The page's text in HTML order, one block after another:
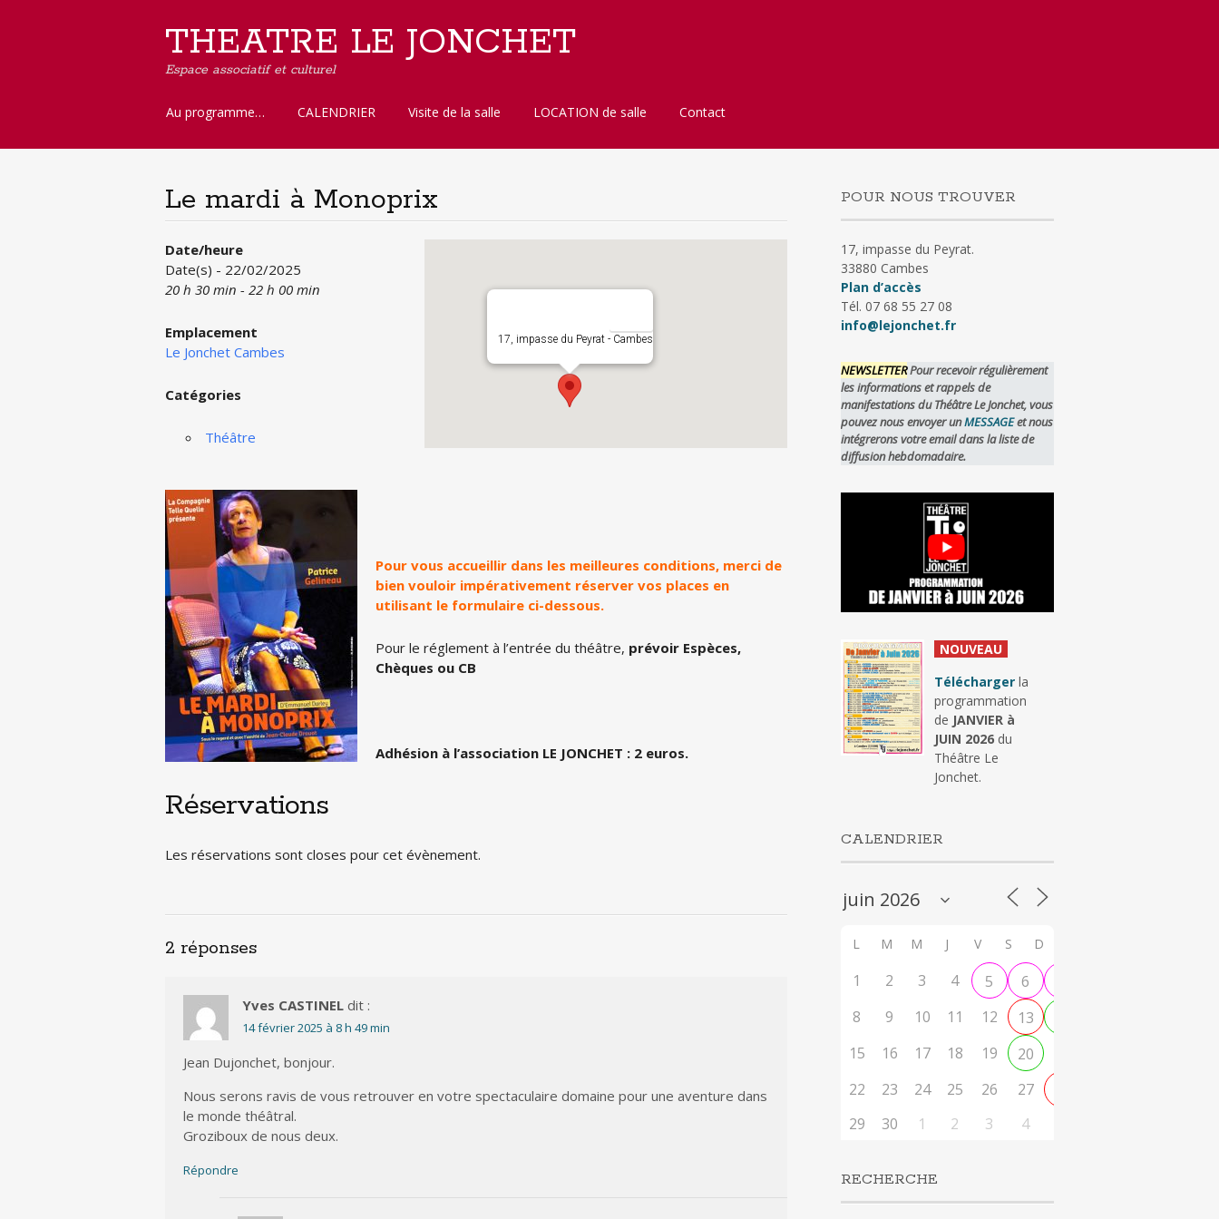
THEATRE LE JONCHET
Espace associatif et culturel
Aller
contenu
Au programme… CALENDRIER Visite de la salle LOCATION de salle Contact
Le mardi à Monoprix
17, impasse du Peyrat - Cambes
Date/heure
Date(s) - 22/02/2025
20 h 30 min - 22 h 00 min
Emplacement
Le Jonchet Cambes
Catégories
Théâtre
Pour vous accueillir dans les meilleures conditions, merci de
bien vouloir impérativement réserver vos places en
utilisant le formulaire ci-dessous.
Pour le réglement à l’entrée du théâtre, prévoir Espèces,
Chèques ou CB
Adhésion à l’association LE JONCHET : 2 euros.
Réservations
Les réservations sont closes pour cet évènement.
2 réponses
Yves CASTINEL dit :
14 février 2025 à 8 h 49 min
Jean Dujonchet, bonjour.
Nous serons ravis de vous retrouver en votre spectaculaire domaine pour une aventure dans
le monde théâtral.
Groziboux de nous deux.
Répondre
POUR NOUS TROUVER
17, impasse du Peyrat.
33880 Cambes
Plan d’accès
Tél. 07 68 55 27 08
info@lejonchet.fr
NEWSLETTERPour recevoir régulièrement
les informations et rappels de
manifestations du Théâtre Le Jonchet, vous
pouvez nous envoyer unMESSAGEet nous
intégrerons votre email dans la liste de
diffusion hebdomadaire.
NOUVEAU
Télécharger la
programmation
de JANVIER à
JUIN 2026 du
Théâtre Le
Jonchet.
CALENDRIER
L M M J V S D
1 2 3 4 5 6
8
9 10 11 12 13
15
16 17 18 19 20
22
23 24 25 26 27
29
30 1 2 3 4
RECHERCHE